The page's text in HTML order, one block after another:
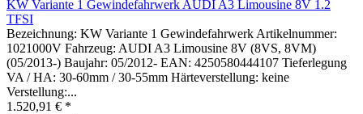
KW Variante 1 Gewindefahrwerk AUDI A3 Limousine 8V 1.2
TFSI
Bezeichnung: KW Variante 1 Gewindefahrwerk Artikelnummer:
1021000V Fahrzeug: AUDI A3 Limousine 8V (8VS, 8VM)
(05/2013-) Baujahr: 05/2012- EAN: 4250580444107 Tieferlegung
VA / HA: 30-60mm / 30-55mm Härteverstellung: keine
Verstellung:...
1.520,91 € *